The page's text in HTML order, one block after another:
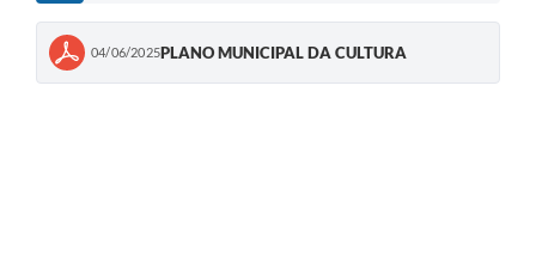
04/06/2025PLANO MUNICIPAL DA CULTURA